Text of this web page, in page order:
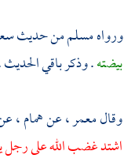
ورواهمسلممن حديث
بيضته. وذكر باقي
وقالمعمر ،عنهمام ،
اشتد غضب الله على رجل